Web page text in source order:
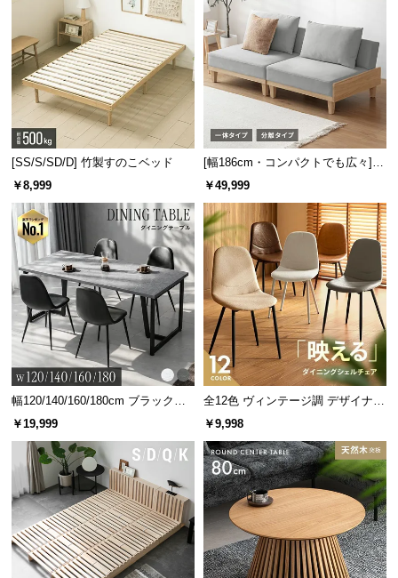
[SS/S/SD/D] 竹製すのこベッド
￥8,999
[幅186cm・コンパクトでも広々] 3
人掛けソファベッド リクライニン
￥49,999
幅120/140/160/180cm ブラックフ
レーム ダイニング 大理石調 4人掛
￥19,999
全12色 ヴィンテージ調 デザイナー
ズシェルチェア
￥9,998